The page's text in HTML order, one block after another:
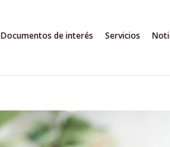
Documentos de interés Servicios